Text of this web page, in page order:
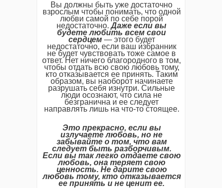
Вы должны быть уже достаточно
взрослым чтобы понимать, что одной
любви самой по себе порой
недостаточно.Даже если вы
будете любить всем свои
сердцем— этого будет
недостаточно, если ваш избранник
не будет чувствовать тоже самое в
ответ. Нет ничего благородного в том,
чтобы отдать всю свою любовь тому,
кто отказывается ее принять. Таким
образом, вы наоборот начинаете
разрушать себя изнутри. Сильные
люди осознают, что сила не
безгранична и ее следует
направлять лишь на что-то стоящее.
Это прекрасно, если вы
излучаете любовь, но не
забывайте о том, что вам
следует быть разборчивым.
Если вы так легко отдаете свою
любовь, она теряет свою
ценность. Не дарите свою
любовь тому, кто отказывается
ее принять и не ценит ее.